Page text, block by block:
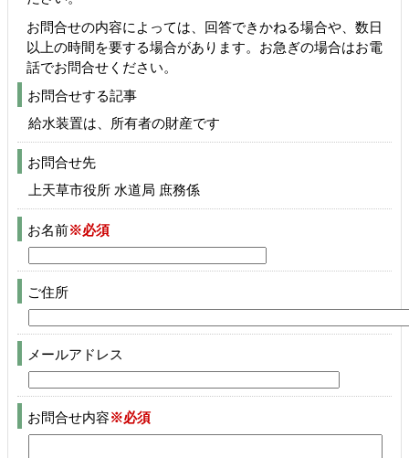
お問合せの内容によっては、回答できかねる場合や、数日
以上の時間を要する場合があります。お急ぎの場合はお電
話でお問合せください。
お問合せする記事
給水装置は、所有者の財産です
お問合せ先
上天草市役所 水道局 庶務係
お名前※必須
ご住所
メールアドレス
お問合せ内容※必須